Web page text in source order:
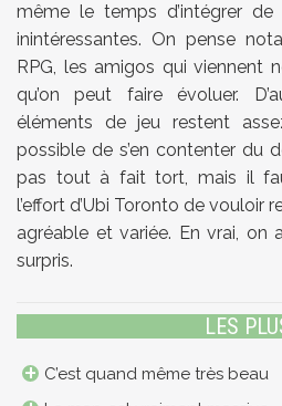
même le temps d’intégrer
inintéressantes. On pense
RPG, les amigos qui viennent
qu’on peut faire évoluer.
éléments de jeu restent
possible de s’en contenter du
pas tout à fait tort, mais il
l’effort d’Ubi Toronto de vouloir
agréable et variée. En vrai, on
surpris.
LES
C’est quand même très beau